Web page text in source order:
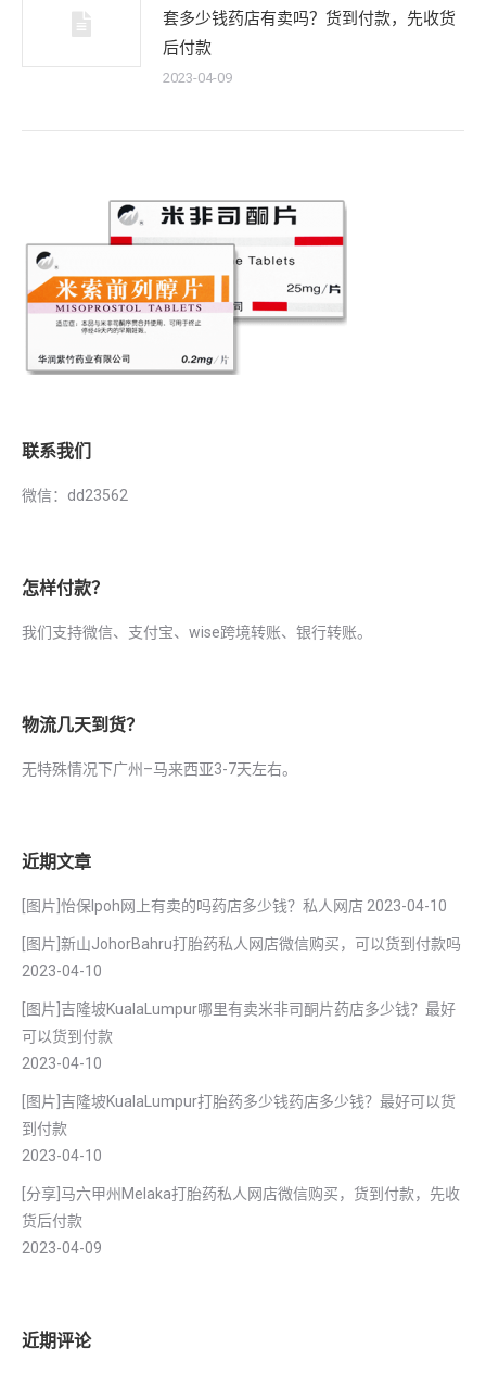
套多少钱药店有卖吗？货到付款，先收货
后付款
2023-04-09
联系我们
微信：dd23562
怎样付款？
我们支持微信、支付宝、wise跨境转账、银行转账。
物流几天到货？
无特殊情况下广州–马来西亚3-7天左右。
近期文章
[图片]怡保lpoh网上有卖的吗药店多少钱？私人网店 2023-04-10
[图片]新山JohorBahru打胎药私人网店微信购买，可以货到付款吗
2023-04-10
[图片]吉隆坡KualaLumpur哪里有卖米非司酮片药店多少钱？最好
可以货到付款
2023-04-10
[图片]吉隆坡KualaLumpur打胎药多少钱药店多少钱？最好可以货
到付款
2023-04-10
[分享]马六甲州Melaka打胎药私人网店微信购买，货到付款，先收
货后付款
2023-04-09
近期评论